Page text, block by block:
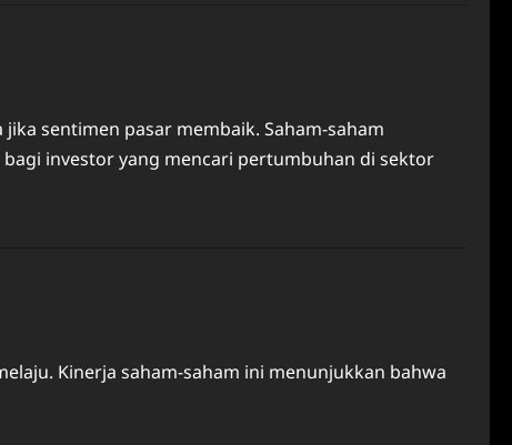
sentimen pasar membaik. Saham-saham
investor yang mencari pertumbuhan di sektor
Kinerja saham-saham ini menunjukkan bahwa